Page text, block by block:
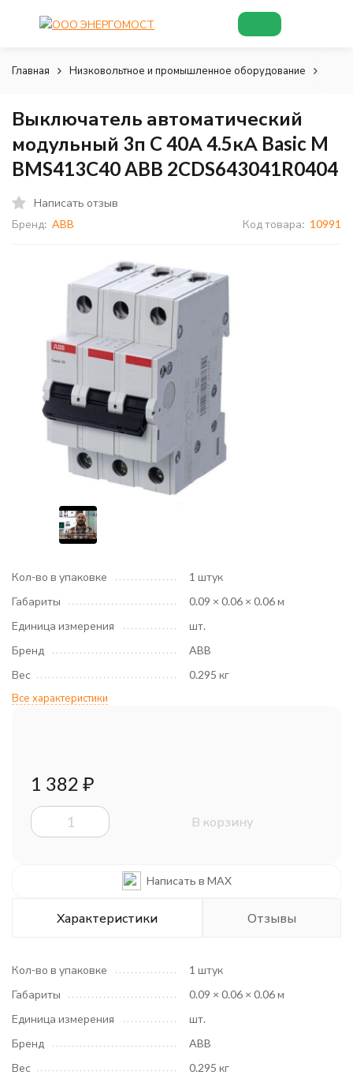
Главная Низковольтное и промышленное оборудование
Выключатель автоматический
модульный 3п C 40А 4.5кА Basic M
BMS413C40 ABB 2CDS643041R0404
Написать отзыв
Бренд: ABB Код товара: 10991
Кол-во в упаковке
1 штук
Габариты
0.09 × 0.06 × 0.06 м
Единица измерения
шт.
Бренд
ABB
Вес
0.295 кг
Все характеристики
1 382 ₽
В корзину
Написать в MAX
Характеристики Отзывы
Кол-во в упаковке
1 штук
Габариты
0.09 × 0.06 × 0.06 м
Единица измерения
шт.
Бренд
ABB
Вес
0.295 кг